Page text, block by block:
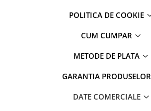
POLITICA DE COOKIE
CUM CUMPAR
METODE DE PLATA
GARANTIA PRODUSELOR
DATE COMERCIALE